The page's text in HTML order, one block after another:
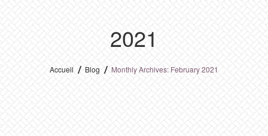
2021
Accueil Blog Monthly Archives: February 2021